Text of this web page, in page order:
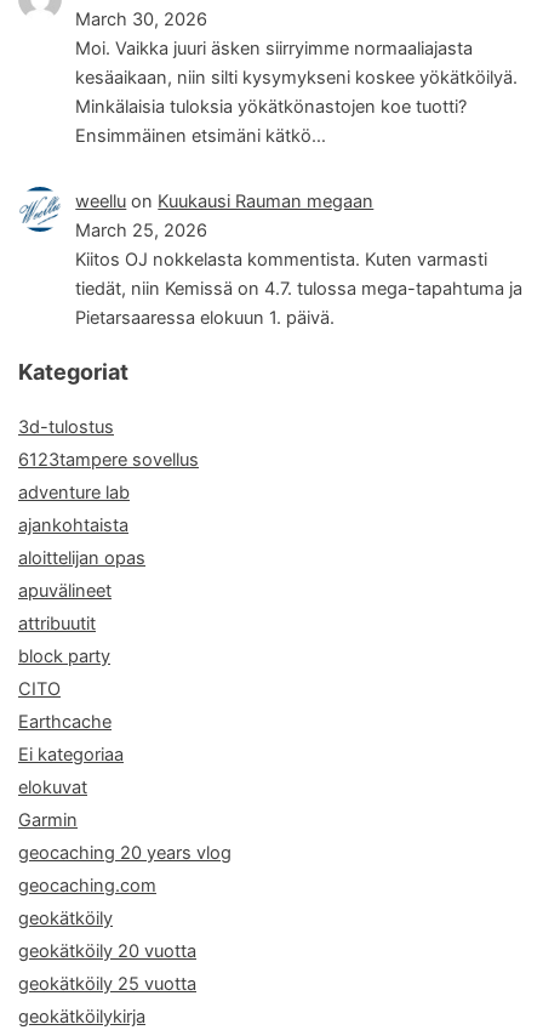
March 30, 2026
Moi. Vaikka juuri äsken siirryimme normaaliajasta
kesäaikaan, niin silti kysymykseni koskee yökätköilyä.
Minkälaisia tuloksia yökätkönastojen koe tuotti?
Ensimmäinen etsimäni kätkö…
weellu on Kuukausi Rauman megaan
March 25, 2026
Kiitos OJ nokkelasta kommentista. Kuten varmasti
tiedät, niin Kemissä on 4.7. tulossa mega-tapahtuma ja
Pietarsaaressa elokuun 1. päivä.
Kategoriat
3d-tulostus
6123tampere sovellus
adventure lab
ajankohtaista
aloittelijan opas
apuvälineet
attribuutit
block party
CITO
Earthcache
Ei kategoriaa
elokuvat
Garmin
geocaching 20 years vlog
geocaching.com
geokätköily
geokätköily 20 vuotta
geokätköily 25 vuotta
geokätköilykirja